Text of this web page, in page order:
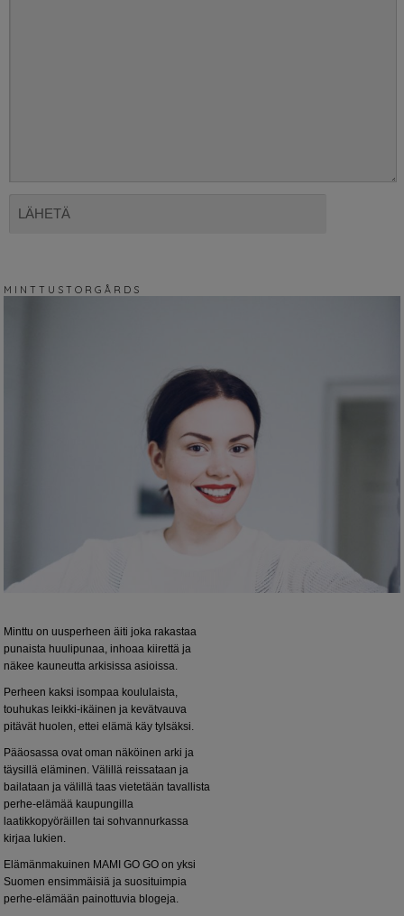
M I N T T U S T O R G Å R D S
Minttu on uusperheen äiti joka rakastaa
punaista huulipunaa, inhoaa kiirettä ja
näkee kauneutta arkisissa asioissa.
Perheen kaksi isompaa koululaista,
touhukas leikki-ikäinen ja kevätvauva
pitävät huolen, ettei elämä käy tylsäksi.
Pääosassa ovat oman näköinen arki ja
täysillä eläminen. Välillä reissataan ja
bailataan ja välillä taas vietetään tavallista
perhe-elämää kaupungilla
laatikkopyöräillen tai sohvannurkassa
kirjaa lukien.
Elämänmakuinen MAMI GO GO on yksi
Suomen ensimmäisiä ja suosituimpia
perhe-elämään painottuvia blogeja.